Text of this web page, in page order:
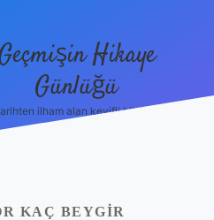
Hikaye
Günlüğü
ilham alan keyifli bilgiler!
KAÇ BEYGIR